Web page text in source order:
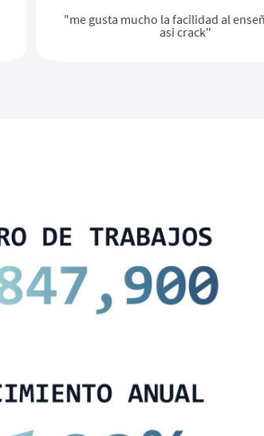
"me gusta mucho la facilidad al
asi crack"